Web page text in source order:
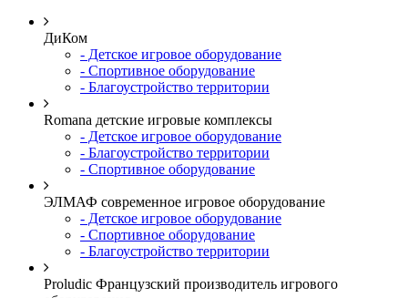
ДиКом
- Детское игровое оборудование
- Спортивное оборудование
- Благоустройство территории
Romana детские игровые комплексы
- Детское игровое оборудование
- Благоустройство территории
- Спортивное оборудование
ЭЛМАФ современное игровое оборудование
- Детское игровое оборудование
- Спортивное оборудование
- Благоустройство территории
Proludic Французский производитель игрового